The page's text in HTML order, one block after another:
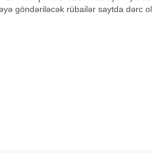
göndəriləcək rübailər saytda dərc